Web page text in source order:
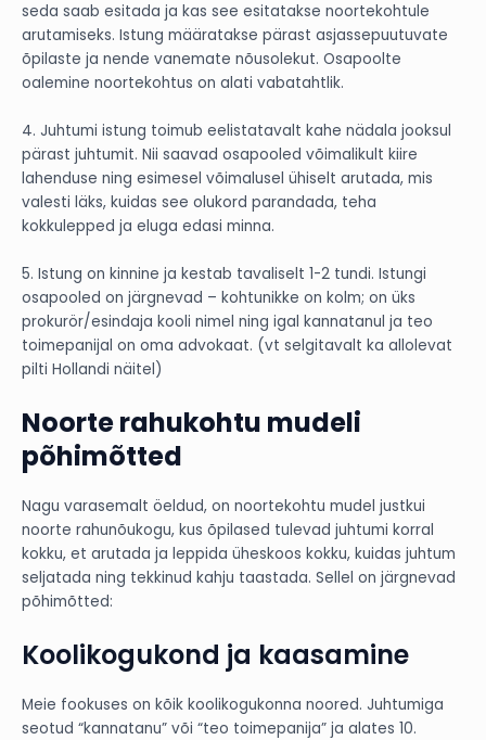
seda saab esitada ja kas see esitatakse noortekohtule
arutamiseks. Istung määratakse pärast asjassepuutuvate
õpilaste ja nende vanemate nõusolekut. Osapoolte
oalemine noortekohtus on alati vabatahtlik.
4. Juhtumi istung toimub eelistatavalt kahe nädala jooksul
pärast juhtumit. Nii saavad osapooled võimalikult kiire
lahenduse ning esimesel võimalusel ühiselt arutada, mis
valesti läks, kuidas see olukord parandada, teha
kokkulepped ja eluga edasi minna.
5. Istung on kinnine ja kestab tavaliselt 1-2 tundi. Istungi
osapooled on järgnevad – kohtunikke on kolm; on üks
prokurör/esindaja kooli nimel ning igal kannatanul ja teo
toimepanijal on oma advokaat. (vt selgitavalt ka allolevat
pilti Hollandi näitel)
Noorte rahukohtu mudeli
põhimõtted
Nagu varasemalt öeldud, on noortekohtu mudel justkui
noorte rahunõukogu, kus õpilased tulevad juhtumi korral
kokku, et arutada ja leppida üheskoos kokku, kuidas juhtum
seljatada ning tekkinud kahju taastada. Sellel on järgnevad
põhimõtted:
Koolikogukond ja kaasamine
Meie fookuses on kõik koolikogukonna noored. Juhtumiga
seotud “kannatanu” või “teo toimepanija” ja alates 10.